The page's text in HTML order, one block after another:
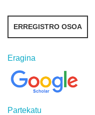
ERREGISTRO OSOA
Eragina
Partekatu